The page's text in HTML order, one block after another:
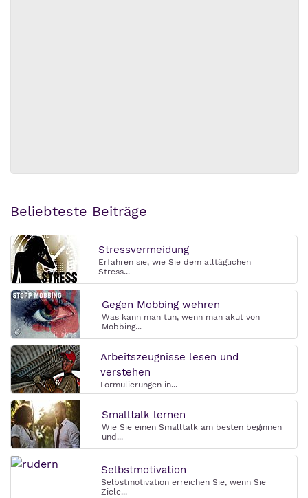
Beliebteste Beiträge
Stressvermeidung
Erfahren sie, wie Sie dem alltäglichen
Stress...
Gegen Mobbing wehren
Was kann man tun, wenn man akut von
Mobbing...
Arbeitszeugnisse lesen und
verstehen
Formulierungen in...
Smalltalk lernen
Wie Sie einen Smalltalk am besten beginnen
und...
Selbstmotivation
Selbstmotivation erreichen Sie, wenn Sie
Ziele...